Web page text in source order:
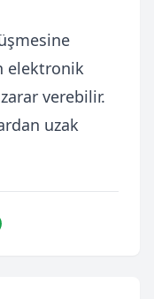
elektronik
verebilir.
uzak